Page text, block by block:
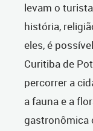
levam o
história,
eles, é
Curitiba de
percorrer a
a fauna e a
gastronômica